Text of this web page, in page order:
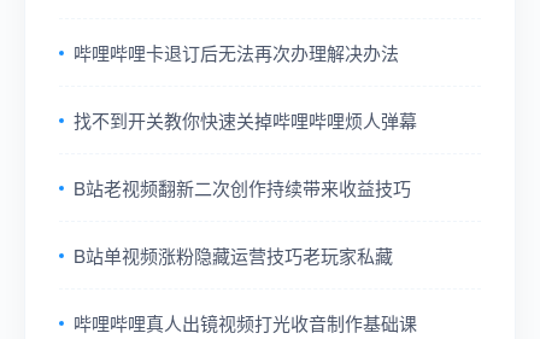
哔哩哔哩卡退订后无法再次办理解决办法
找不到开关教你快速关掉哔哩哔哩烦人弹幕
B站老视频翻新二次创作持续带来收益技巧
B站单视频涨粉隐藏运营技巧老玩家私藏
哔哩哔哩真人出镜视频打光收音制作基础课